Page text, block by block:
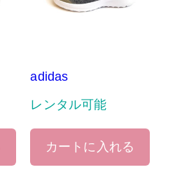
adidas
レンタル可能
カートに入れる